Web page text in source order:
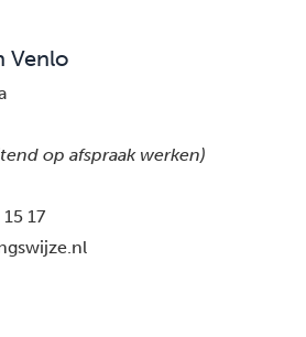
Venlo
op afspraak werken)
17